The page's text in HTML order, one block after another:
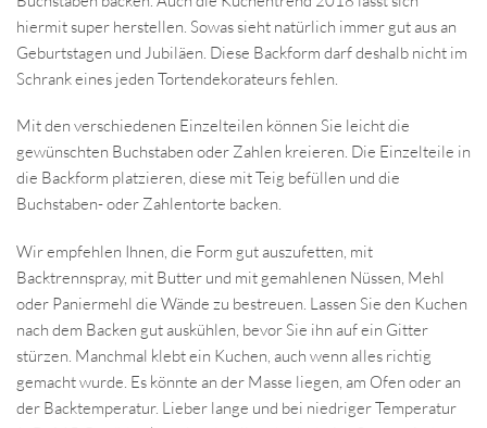
hiermit super herstellen. Sowas sieht natürlich immer gut aus an
Geburtstagen und Jubiläen. Diese Backform darf deshalb nicht im
Schrank eines jeden Tortendekorateurs fehlen.
Mit den verschiedenen Einzelteilen können Sie leicht die
gewünschten Buchstaben oder Zahlen kreieren. Die Einzelteile in
die Backform platzieren, diese mit Teig befüllen und die
Buchstaben- oder Zahlentorte backen.
Wir empfehlen Ihnen, die Form gut auszufetten, mit
Backtrennspray, mit Butter und mit gemahlenen Nüssen, Mehl
oder Paniermehl die Wände zu bestreuen. Lassen Sie den Kuchen
nach dem Backen gut auskühlen, bevor Sie ihn auf ein Gitter
stürzen. Manchmal klebt ein Kuchen, auch wenn alles richtig
gemacht wurde. Es könnte an der Masse liegen, am Ofen oder an
der Backtemperatur. Lieber lange und bei niedriger Temperatur